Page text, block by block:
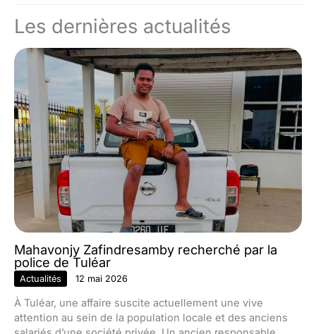
Les dernières actualités
Mahavonjy Zafindresamby recherché par la
police de Tuléar
Actualités 12 mai 2026
À Tuléar, une affaire suscite actuellement une vive
attention au sein de la population locale et des anciens